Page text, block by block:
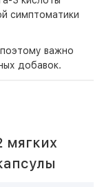
симптоматики
важно
добавок.
мягких